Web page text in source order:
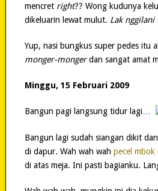
mencret right?? Wong kudunya
dikeluarin lewat mulut. Lak
Yup, nasi bungkus super pedes itu
monger-mongerdan sangat amat
Minggu, 15 Februari 2009
Bangun pagi langsung tidur lagi…
Bangun lagi sudah siangan dikit
di dapur. Wah wah wah pecel mbok
di atas meja. Ini pasti bagianku.